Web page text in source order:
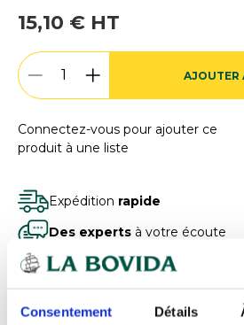
Consentement Détails
15,10 € HT
AJOUTER
Connectez-vous pour ajouter ce
produit à une liste
Expédition rapide
Des experts à votre écoute
Paiement100% sécurisé